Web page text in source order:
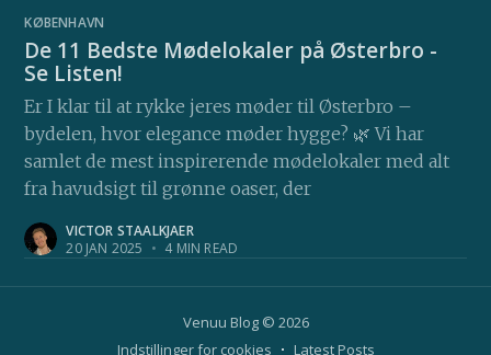
KØBENHAVN
De 11 Bedste Mødelokaler på Østerbro -
Se Listen!
Er I klar til at rykke jeres møder til Østerbro –
bydelen, hvor elegance møder hygge? 🌿 Vi har
samlet de mest inspirerende mødelokaler med alt
fra havudsigt til grønne oaser, der
VICTOR STAALKJAER
20 JAN 2025 • 4 MIN READ
Venuu Blog© 2026
Indstillinger for cookies
Latest Posts